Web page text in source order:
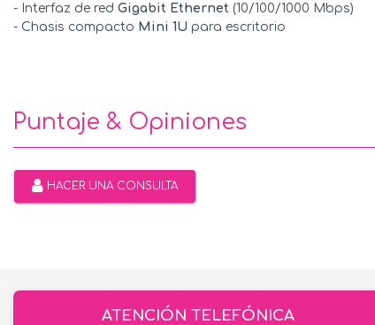
- Interfaz de red Gigabit Ethernet (10/100/1000 Mbps)
- Chasis compacto Mini 1U para escritorio
Puntaje & Opiniones
HACER UNA CONSULTA
ATENCIÓN TELEFÓNICA